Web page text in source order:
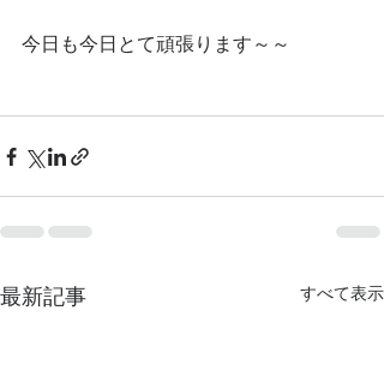
今日も今日とて頑張ります～～
最新記事 すべて表示